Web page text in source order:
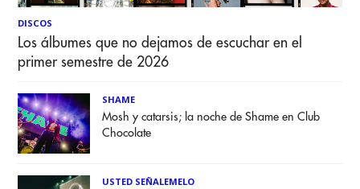
DISCOS
Los álbumes que no dejamos de escuchar en el
primer semestre de 2026
SHAME
Mosh y catarsis; la noche de Shame en Club
Chocolate
USTED SEÑALEMELO